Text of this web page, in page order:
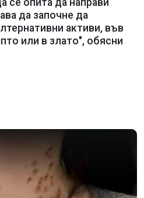
да започне да
активи, във
или в злато", обясни